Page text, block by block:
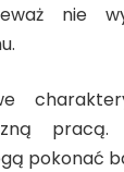
nie
pokonać